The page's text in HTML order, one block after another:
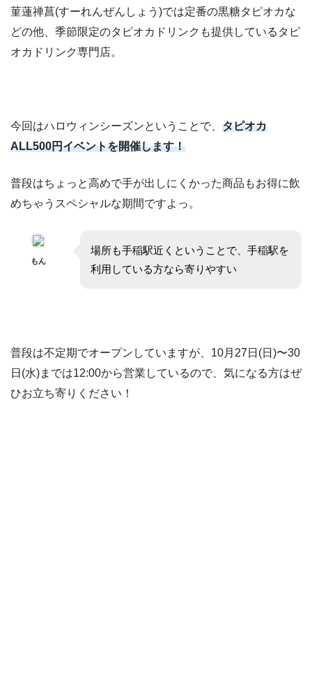
菫蓮禅菖(すーれんぜんしょう)では定番の黒糖タピオカな
どの他、季節限定のタピオカドリンクも提供しているタピ
オカドリンク専門店。
今回はハロウィンシーズンということで、 タピオカ
ALL500円イベントを開催します！
普段はちょっと高めで手が出しにくかった商品もお得に飲
めちゃうスペシャルな期間ですよっ。
もん
場所も手稲駅近くということで、手稲駅を
利用している方なら寄りやすい
普段は不定期でオープンしていますが、10月27日(日)〜30
日(水)までは12:00から営業しているので、気になる方はぜ
ひお立ち寄りください！